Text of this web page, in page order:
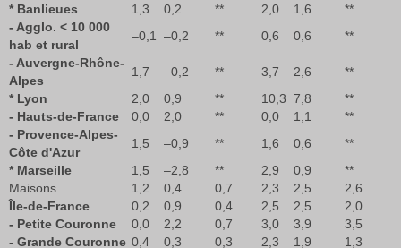
* Banlieues
1,3 0,2 ** 2,0 1,6
**
- Agglo. < 10 000
hab et rural
–0,1 –0,2 ** 0,6 0,6
**
- Auvergne-Rhône-
Alpes
1,7 –0,2 ** 3,7 2,6
**
* Lyon
2,0 0,9 ** 10,3 7,8
**
- Hauts-de-France
0,0 2,0 ** 0,0 1,1
**
- Provence-Alpes-
Côte d'Azur
1,5 –0,9 ** 1,6 0,6
**
* Marseille
1,5 –2,8 ** 2,9 0,9
**
Maisons
1,2 0,4 0,7 2,3 2,5
2,6
Île-de-France
0,2 0,9 0,4 2,5 2,5
2,0
- Petite Couronne
0,0 2,2 0,7 3,0 3,9
3,5
- Grande Couronne 0,4 0,3 0,3 2,3 1,9
1,3